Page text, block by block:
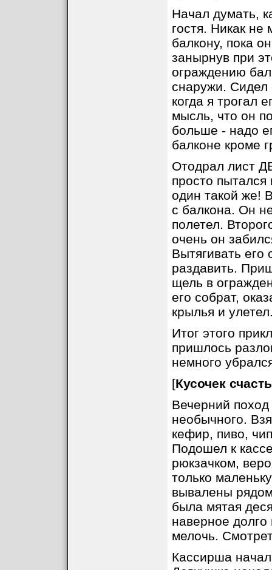
Начал думать,
гостя. Никак не
балкону, пока
занырнув при
ограждению
снаружи. Сидел
когда я трогал
мысль, что он
больше - надо
балконе кроме
Отодрал лист
просто
один такой же!
с балкона. Он
полетел.
очень он
Вытягивать его
раздавить.
щель в
его собрат,
крылья и
Итог этого
пришлось
немного
[Кусочек
Вечерний
необычного.
кефир, пиво,
Подошел к
рюкзачком,
только
вывалены
была мятая
наверное
мелочь.
Кассирша